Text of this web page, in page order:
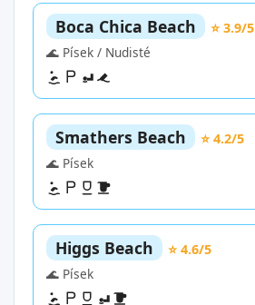
Boca Chica Beach
⭐ 3.9/5
🌊 Písek / Nudisté
Smathers Beach
⭐ 4.2/5
🌊 Písek
Higgs Beach
⭐ 4.6/5
🌊 Písek